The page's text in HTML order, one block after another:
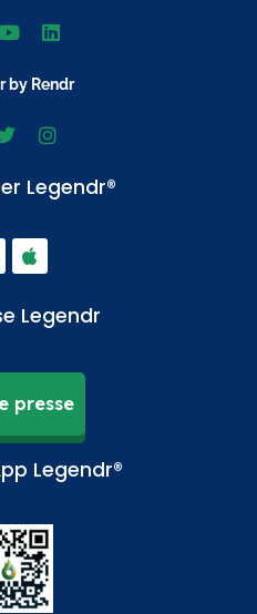
by Rendr
Legendr®
Legendr
presse
Legendr®